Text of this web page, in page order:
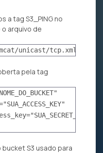
a tag S3_PING no
o arquivo de
unicast/tcp.xml
pela tag
bucket S3 usado para